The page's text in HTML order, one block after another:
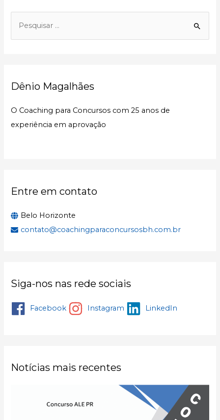
i
:
Dênio Magalhães
O Coaching para Concursos com 25 anos de
experiência em aprovação
Entre em contato
Belo Horizonte
contato@coachingparaconcursosbh.com.br
Siga-nos nas rede sociais
Facebook Instagram LinkedIn
Notícias mais recentes